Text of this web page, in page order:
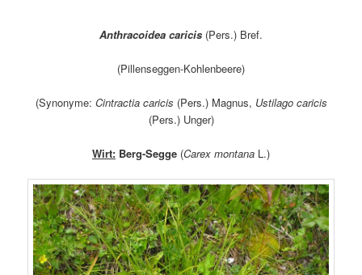
Anthracoidea caricis (Pers.) Bref.
(Pillenseggen-Kohlenbeere)
(Synonyme: Cintractia caricis (Pers.) Magnus, Ustilago caricis
(Pers.) Unger)
Wirt: Berg-Segge (Carex montana L.)